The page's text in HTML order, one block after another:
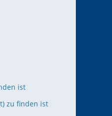
ist
zu finden ist